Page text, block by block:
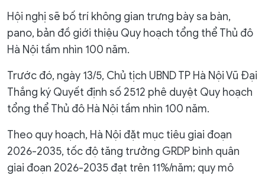
Hội nghị sẽ bố trí không gian trưng bày sa bàn,
pano, bản đồ giới thiệu Quy hoạch tổng thể Thủ đô
Hà Nội tầm nhìn 100 năm.
Trước đó, ngày 13/5, Chủ tịch UBND TP Hà Nội Vũ Đại
Thắng ký Quyết định số 2512 phê duyệt Quy hoạch
tổng thể Thủ đô Hà Nội tầm nhìn 100 năm.
Theo quy hoạch, Hà Nội đặt mục tiêu giai đoạn
2026-2035, tốc độ tăng trưởng GRDP bình quân
giai đoạn 2026-2035 đạt trên 11%/năm; quy mô